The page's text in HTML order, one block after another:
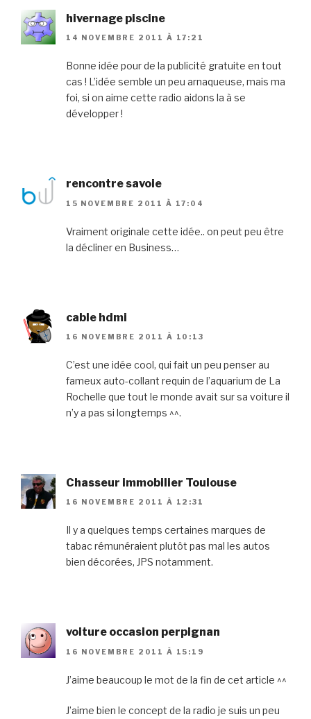
hivernage piscine
14 NOVEMBRE 2011 À 17:21
Bonne idée pour de la publicité gratuite en tout
cas ! L’idée semble un peu arnaqueuse, mais ma
foi, si on aime cette radio aidons la à se
développer !
rencontre savoie
15 NOVEMBRE 2011 À 17:04
Vraiment originale cette idée.. on peut peu être
la décliner en Business…
cable hdmi
16 NOVEMBRE 2011 À 10:13
C’est une idée cool, qui fait un peu penser au
fameux auto-collant requin de l’aquarium de La
Rochelle que tout le monde avait sur sa voiture il
n’y a pas si longtemps ^^.
Chasseur immobilier Toulouse
16 NOVEMBRE 2011 À 12:31
Il y a quelques temps certaines marques de
tabac rémunéraient plutôt pas mal les autos
bien décorées, JPS notamment.
voiture occasion perpignan
16 NOVEMBRE 2011 À 15:19
J’aime beaucoup le mot de la fin de cet article ^^
J’aime bien le concept de la radio je suis un peu